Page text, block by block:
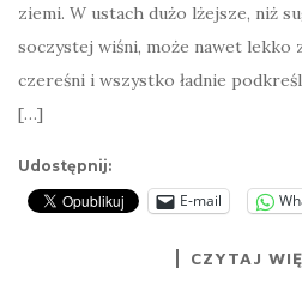
ziemi. W ustach dużo lżejsze, niż
soczystej wiśni, może nawet lekko
czereśni i wszystko ładnie
[…]
Udostępnij:
E-mail
CZYTAJ